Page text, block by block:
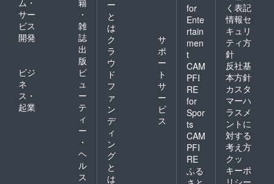
サー
ビス
開発
・
雑
誌
出
版
ビジ
ネ
ス・
起業
ビ
ュ
ー
テ
ィ
ー
・
ヘ
ル
ス
ー
と
は
ク
ラ
ウ
ド
フ
ァ
ン
デ
ィ
ン
グ
と
は
サ
ポ
ー
ト
サ
ー
ビ
ス
for
Ente
rtain
men
t
CAM
PFI
RE
for
Spor
ts
CAM
PFI
RE
ふる
く表記
情報セ
キュリ
ティ方
針
反社基
本方針
カスタ
マーハ
ラスメ
ントに
対する
考え方
クッ
キーポ
リシー